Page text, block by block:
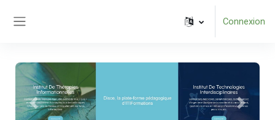
Connexion
Précédent Suivant